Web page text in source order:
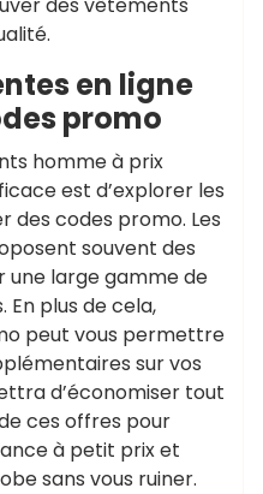
en ligne
promo
homme à prix
est d’explorer les
des codes promo. Les
souvent des
large gamme de
plus de cela,
peut vous permettre
sur vos
d’économiser tout
ces offres pour
à petit prix et
sans vous ruiner.